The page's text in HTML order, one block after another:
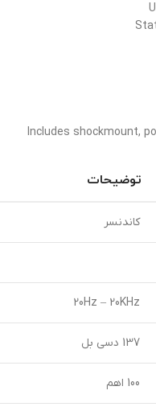
Includes shockmount,
توضیحات
کاندنسر
20Hz – 20KHz
137 دسی بل
100 اهم